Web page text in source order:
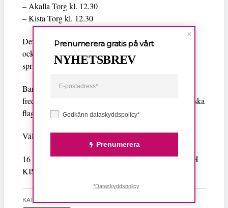
– Akalla Torg kl. 12.30
– Kista Torg kl. 12.30
Det går alldeles fint att samlas direkt på Husby Gård
också. I anslutning finns en lekplats och massa fält att
springa på.
Barnen får gärna måla egna palestinska flaggor eller
fredssymboler att ta med. Vi fokuserar på just palestinska
flaggor och fredssymboler denna dag.
Välkomna!
16 DECEMBER, KL. 12.30, AKALLA TORG OCH
KISTA TORG – AVGÅNG TILL HUSBY GÅRD
KATEGORI
Godkänn dataskyddspolicy*
Prenumerera
Prenumerera gratis på vårt
NYHETSBREV
*Dataskyddspolicy